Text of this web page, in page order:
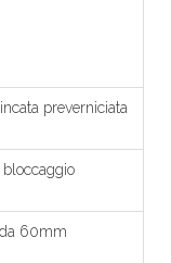
preverniciata
60mm